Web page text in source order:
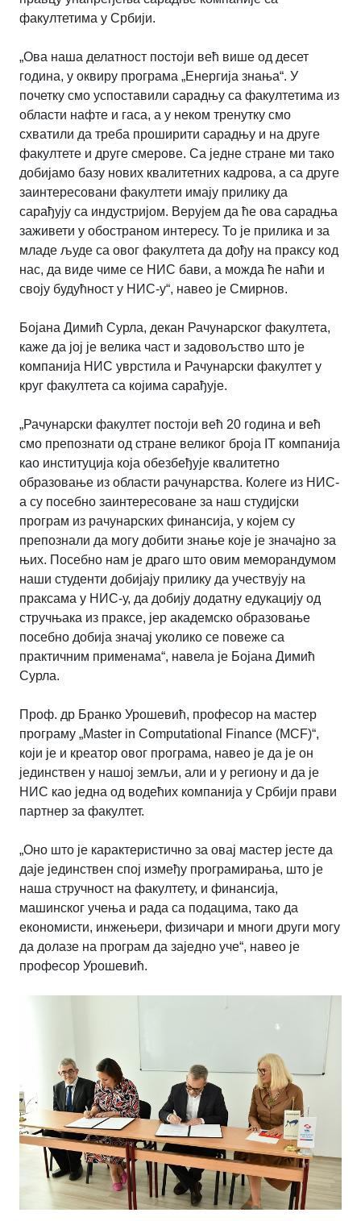
факултетима у Србији.
„Ова наша делатност постоји већ више од десет
година, у оквиру програма „Енергија знања“. У
почетку смо успоставили сарадњу са факултетима из
области нафте и гаса, а у неком тренутку смо
схватили да треба проширити сарадњу и на друге
факултете и друге смерове. Са једне стране ми тако
добијамо базу нових квалитетних кадрова, а са друге
заинтересовани факултети имају прилику да
сарађују са индустријом. Верујем да ће ова сарадња
заживети у обостраном интересу. То је прилика и за
младе људе са овог факултета да дођу на праксу код
нас, да виде чиме се НИС бави, а можда ће наћи и
своју будућност у НИС-у“, навео је Смирнов.
Бојана Димић Сурла, декан Рачунарског факултета,
каже да јој је велика част и задовољство што је
компанија НИС уврстила и Рачунарски факултет у
круг факултета са којима сарађује.
„Рачунарски факултет постоји већ 20 година и већ
смо препознати од стране великог броја IT компанија
као институција која обезбеђује квалитетно
образовање из области рачунарства. Колеге из НИС-
а су посебно заинтересоване за наш студијски
програм из рачунарских финансија, у којем су
препознали да могу добити знање које је значајно за
њих. Посебно нам је драго што овим меморандумом
наши студенти добијају прилику да учествују на
праксама у НИС-у, да добију додатну едукацију од
стручњака из праксе, јер академско образовање
посебно добија значај уколико се повеже са
практичним применама“, навела је Бојана Димић
Сурла.
Проф. др Бранко Урошевић, професор на мастер
програму „Master in Computational Finance (MCF)“,
који је и креатор овог програма, навео је да је он
јединствен у нашој земљи, али и у региону и да је
НИС као једна од водећих компанија у Србији прави
партнер за факултет.
„Оно што је карактеристично за овај мастер јесте да
даје јединствен спој између програмирања, што је
наша стручност на факултету, и финансија,
машинског учења и рада са подацима, тако да
економисти, инжењери, физичари и многи други могу
да долазе на програм да заједно уче“, навео је
професор Урошевић.